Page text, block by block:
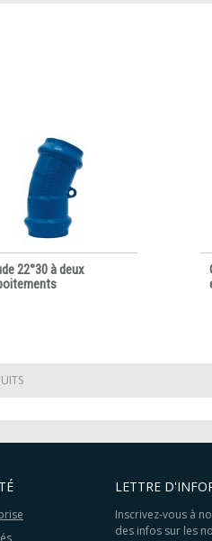
22°30 à deux
LETTRE
Inscrivez-vous à
des infos sur les